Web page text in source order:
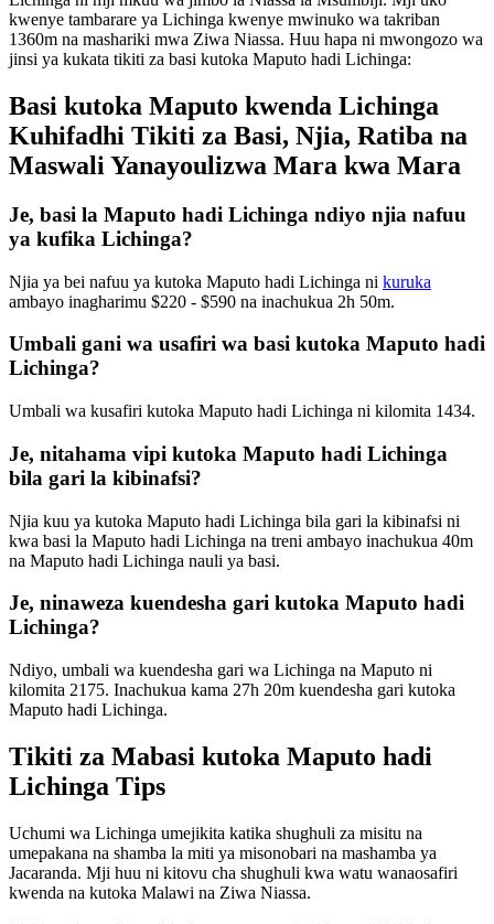
kwenye tambarare ya Lichinga kwenye mwinuko wa takriban
1360m na mashariki mwa Ziwa Niassa. Huu hapa ni mwongozo wa
jinsi ya kukata tikiti za basi kutoka Maputo hadi Lichinga:
Basi kutoka Maputo kwenda Lichinga
Kuhifadhi Tikiti za Basi, Njia, Ratiba na
Maswali Yanayoulizwa Mara kwa Mara
Je, basi la Maputo hadi Lichinga ndiyo njia nafuu
ya kufika Lichinga?
Njia ya bei nafuu ya kutoka Maputo hadi Lichinga ni kuruka
ambayo inagharimu $220 - $590 na inachukua 2h 50m.
Umbali gani wa usafiri wa basi kutoka Maputo hadi
Lichinga?
Umbali wa kusafiri kutoka Maputo hadi Lichinga ni kilomita 1434.
Je, nitahama vipi kutoka Maputo hadi Lichinga
bila gari la kibinafsi?
Njia kuu ya kutoka Maputo hadi Lichinga bila gari la kibinafsi ni
kwa basi la Maputo hadi Lichinga na treni ambayo inachukua 40m
na Maputo hadi Lichinga nauli ya basi.
Je, ninaweza kuendesha gari kutoka Maputo hadi
Lichinga?
Ndiyo, umbali wa kuendesha gari wa Lichinga na Maputo ni
kilomita 2175. Inachukua kama 27h 20m kuendesha gari kutoka
Maputo hadi Lichinga.
Tikiti za Mabasi kutoka Maputo hadi
Lichinga Tips
Uchumi wa Lichinga umejikita katika shughuli za misitu na
umepakana na shamba la miti ya misonobari na mashamba ya
Jacaranda. Mji huu ni kitovu cha shughuli kwa watu wanaosafiri
kwenda na kutoka Malawi na Ziwa Niassa.